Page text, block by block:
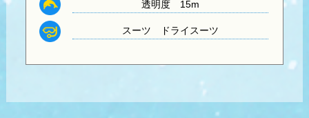
透明度15m
スーツ ドライスーツ